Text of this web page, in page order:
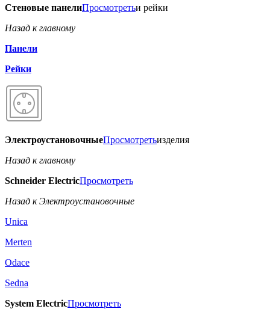
Стеновые панелиПросмотретьи рейки
Назад к главному
Панели
Рейки
ЭлектроустановочныеПросмотретьизделия
Назад к главному
Schneider ElectricПросмотреть
Назад к Электроустановочные
Unica
Merten
Odace
Sedna
System ElectricПросмотреть